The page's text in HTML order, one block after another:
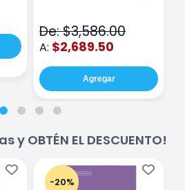
De: $3,586.00
A: $2,689.50
Agregar
y OBTÉN EL DESCUENTO!
-20%